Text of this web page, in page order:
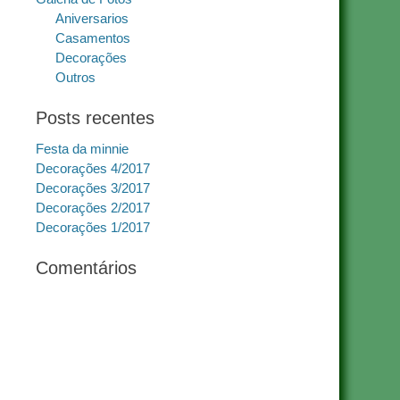
Aniversarios
Casamentos
Decorações
Outros
Posts recentes
Festa da minnie
Decorações 4/2017
Decorações 3/2017
Decorações 2/2017
Decorações 1/2017
Comentários